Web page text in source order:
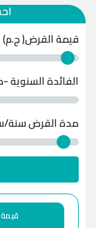
قيمة القرض( ج.م)
الفائدة السنوية
مدة القرضسنة/